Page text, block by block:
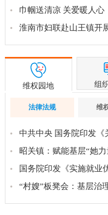
巾帼送清凉 关爱暖人
淮南市妇联赴山王镇开
维权园地 组
法律法规 维
中共中央 国务院印发
昭关镇：赋能基层“她
国务院印发《实施就业
“村嫂”板凳会：基层治